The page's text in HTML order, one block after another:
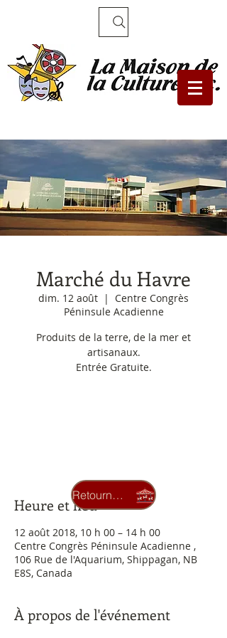
Marché du Havre
dim. 12 août
  |
Centre Congrès
Péninsule Acadienne
Produits de la terre, de la mer et
artisanaux.
Entrée Gratuite.
Heure et lieu
12 août 2018, 10 h 00 – 14 h 00
Centre Congrès Péninsule Acadienne ,
106 Rue de l'Aquarium, Shippagan, NB
E8S, Canada
À propos de l'événement
Retourner au carrousel